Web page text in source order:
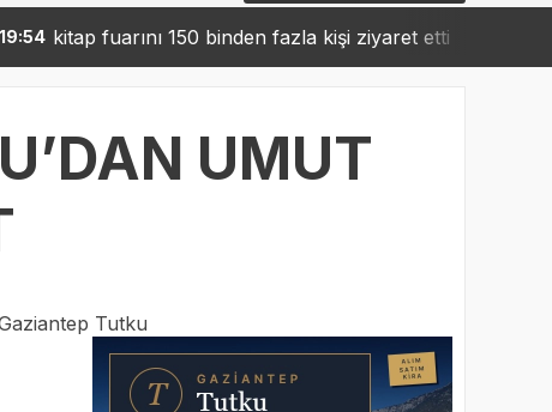
fuarını 150 binden fazla kişi ziyaret etti 19:42
UMUT
Tutku